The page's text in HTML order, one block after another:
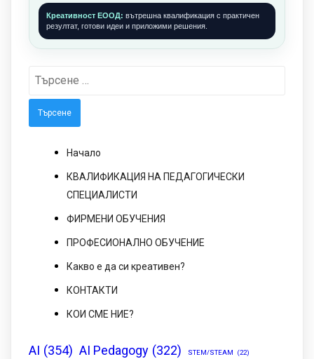
Креативност ЕООД: вътрешна квалификация с практичен
резултат, готови идеи и приложими решения.
Търсене
Начало
КВАЛИФИКАЦИЯ НА ПЕДАГОГИЧЕСКИ
СПЕЦИАЛИСТИ
ФИРМЕНИ ОБУЧЕНИЯ
ПРОФЕСИОНАЛНО ОБУЧЕНИЕ
Какво е да си креативен?
КОНТАКТИ
КОИ СМЕ НИЕ?
AI (354) AI Pedagogy (322) STEM/STEAM (22)